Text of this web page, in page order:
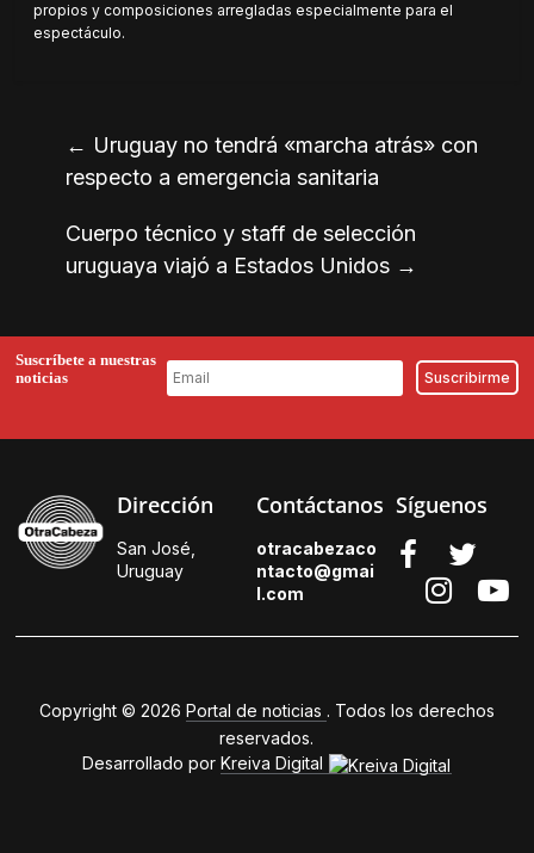
propios y composiciones arregladas especialmente para el
espectáculo.
← Uruguay no tendrá «marcha atrás» con
respecto a emergencia sanitaria
Cuerpo técnico y staff de selección
uruguaya viajó a Estados Unidos →
Suscríbete a nuestras
noticias
Dirección
San José,
Uruguay
Contáctanos
otracabezaco
ntacto@gmai
l.com
Síguenos
Copyright © 2026 Portal de noticias . Todos los derechos
reservados.
Desarrollado porKreiva Digital